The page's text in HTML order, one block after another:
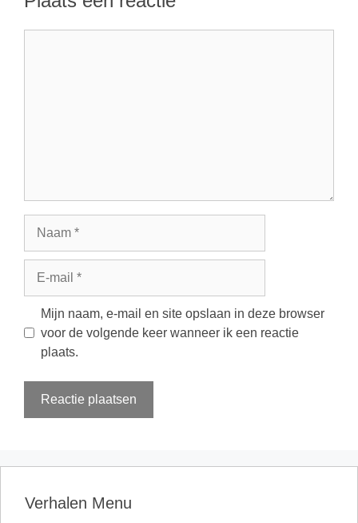
Mijn naam, e-mail en site opslaan in deze browser
voor de volgende keer wanneer ik een reactie
plaats.
Verhalen Menu